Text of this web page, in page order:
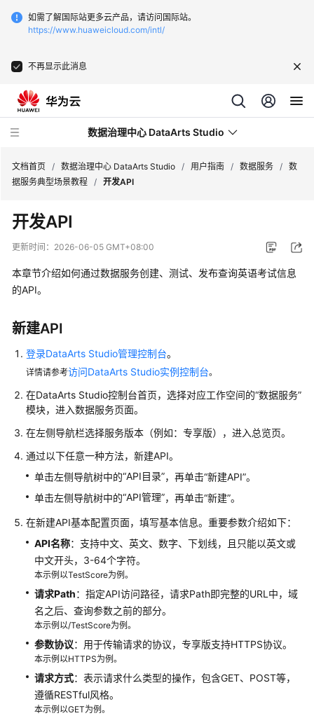
如需了解国际站更多云产品，请访问国际站。
https://www.huaweicloud.com/intl/
不再显示此消息
数据治理中心 DataArts Studio
最
新
动
服
公
告
产
介
绍
据
治
法
论
快
用
户
指
南
文档首页 / 数据治理中心 DataArts Studio / 用户指南 / 数据服务 / 数
据服务典型场景教程 / 开发API
开发API
更新时间： 2026-06-05 GMT+08:00
本章节介绍如何通过数据服务创建、测试、发布查询英语考试信息
的API。
新建API
登录DataArts Studio管理控制台。
详情请参考访问DataArts Studio实例控制台。
在DataArts Studio控制台首页，选择对应工作空间的“数据服务”
模块，进入数据服务页面。
在左侧导航栏选择服务版本（例如：专享版），进入总览页。
通过以下任意一种方法，新建API。
单击左侧导航树中的“API目录”，再单击“新建API”。
单击左侧导航树中的“API管理”，再单击“新建”。
在新建API基本配置页面，填写基本信息。重要参数介绍如下：
API名称：支持中文、英文、数字、下划线，且只能以英文或
中文开头，3-64个字符。
本示例以TestScore为例。
请求Path：指定API访问路径，请求Path即完整的URL中，域
名之后、查询参数之前的部分。
本示例以/TestScore为例。
参数协议：用于传输请求的协议，专享版支持HTTPS协议。
本示例以HTTPS为例。
请求方式：表示请求什么类型的操作，包含GET、POST等，
遵循RESTful风格。
本示例以GET为例。